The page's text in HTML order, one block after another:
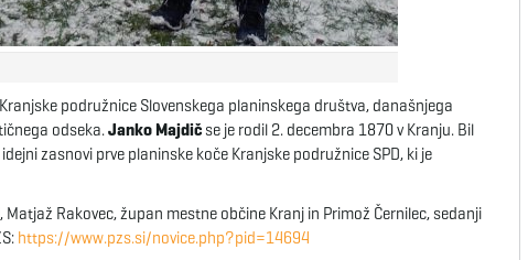
podružnice Slovenskega planinskega društva, današnjega
odseka.Janko Majdičse je rodil 2. decembra 1870 v Kranju. Bil
zasnovi prve planinske koče Kranjske podružnice SPD, ki je
Rakovec, župan mestne občine Kranj in Primož Černilec, sedanji
https://www.pzs.si/novice.php?pid=14694